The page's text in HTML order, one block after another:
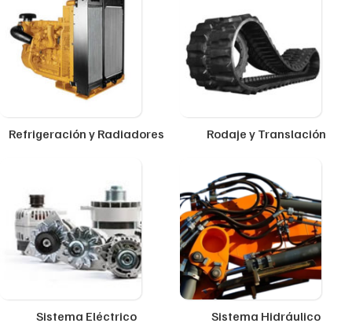
Refrigeración y Radiadores Rodaje y Translación
Sistema Eléctrico Sistema Hidráulico